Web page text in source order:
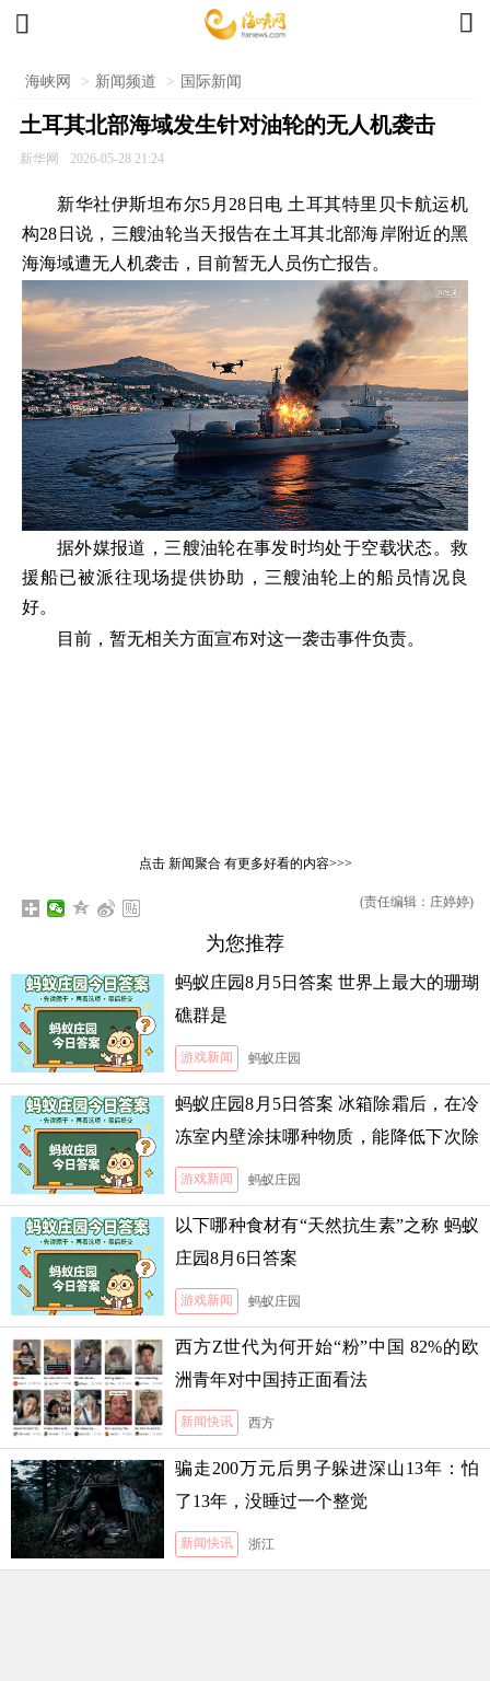
 
海峡网 > 新闻频道 > 国际新闻
土耳其北部海域发生针对油轮的无人机袭击
新华网 2026-05-28 21:24
新华社伊斯坦布尔5月28日电 土耳其特里贝卡航运机
构28日说，三艘油轮当天报告在土耳其北部海岸附近的黑
海海域遭无人机袭击，目前暂无人员伤亡报告。
据外媒报道，三艘油轮在事发时均处于空载状态。救
援船已被派往现场提供协助，三艘油轮上的船员情况良
好。
目前，暂无相关方面宣布对这一袭击事件负责。
点击 新闻聚合有更多好看的内容>>>
(责任编辑：庄婷婷)
为您推荐
蚂蚁庄园8月5日答案 世界上最大的珊瑚
礁群是
游戏新闻 蚂蚁庄园
蚂蚁庄园8月5日答案 冰箱除霜后，在冷
冻室内壁涂抹哪种物质，能降低下次除
霜的难度
游戏新闻 蚂蚁庄园
以下哪种食材有“天然抗生素”之称 蚂蚁
庄园8月6日答案
游戏新闻 蚂蚁庄园
西方Z世代为何开始“粉”中国 82%的欧
洲青年对中国持正面看法
新闻快讯 西方
骗走200万元后男子躲进深山13年：怕
了13年，没睡过一个整觉
新闻快讯 浙江